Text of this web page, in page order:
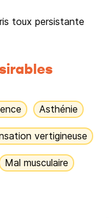
toux persistante
Asthénie
vertigineuse
Mal musculaire